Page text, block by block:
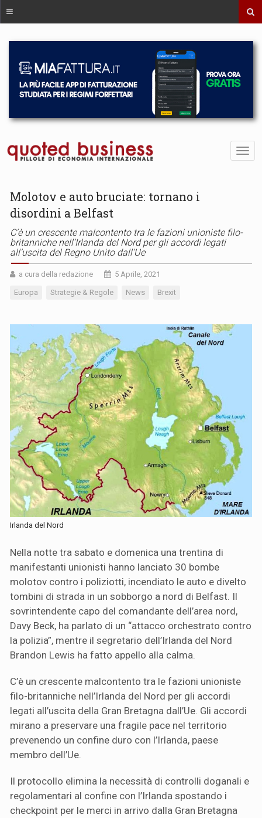
Molotov e auto bruciate: tornano i
disordini a Belfast
C’è un crescente malcontento tra le fazioni unioniste filo-
britanniche nell’Irlanda del Nord per gli accordi legati
all’uscita del Regno Unito dall’Ue
a cura della redazione 5 Aprile, 2021
Europa Strategie & Regole News Brexit
Irlanda del Nord
Nella notte tra sabato e domenica una trentina di
manifestanti unionisti hanno lanciato 30 bombe
molotov contro i poliziotti, incendiato le auto e divelto
tombini di strada in un sobborgo a nord di Belfast. Il
sovrintendente capo del comandante dell’area nord,
Davy Beck, ha parlato di un “attacco orchestrato contro
la polizia”, mentre il segretario dell’Irlanda del Nord
Brandon Lewis ha fatto appello alla calma.
C’è un crescente malcontento tra le fazioni unioniste
filo-britanniche nell’Irlanda del Nord per gli accordi
legati all’uscita della Gran Bretagna dall’Ue. Gli accordi
mirano a preservare una fragile pace nel territorio
prevenendo un confine duro con l’Irlanda, paese
membro dell’Ue.
Il protocollo elimina la necessità di controlli doganali e
regolamentari al confine con l’Irlanda spostando i
checkpoint per le merci in arrivo dalla Gran Bretagna